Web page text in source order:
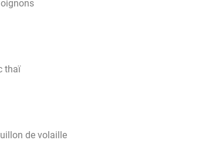
thaï
de volaille